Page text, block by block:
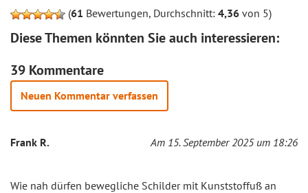
(61 Bewertungen, Durchschnitt: 4,36 von 5)
Diese Themen könnten Sie auch interessieren:
39 Kommentare
Neuen Kommentar verfassen
Frank R. Am 15. September 2025 um 18:26
Wie nah dürfen bewegliche Schilder mit Kunststoffuß an